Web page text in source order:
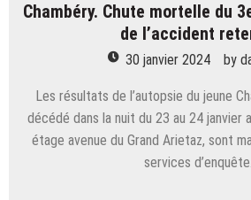
routiers
toujours
coupés,
blocages
reconduits
mercredi
Chambéry. Chute mortelle du
de l’accident
30 janvier 2024 by
Les résultats de l’autopsie du jeune
décédé dans la nuit du 23 au 24 janvier
étage avenue du Grand Arietaz, sont
services d’enquête.